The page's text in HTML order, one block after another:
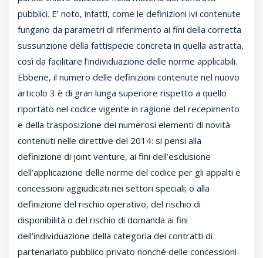
pubblici. E’ noto, infatti, come le definizioni ivi contenute
fungano da parametri di riferimento ai fini della corretta
sussunzione della fattispecie concreta in quella astratta,
così da facilitare l’individuazione delle norme applicabili.
Ebbene, il numero delle definizioni contenute nel nuovo
articolo 3 è di gran lunga superiore rispetto a quello
riportato nel codice vigente in ragione del recepimento
e della trasposizione dei numerosi elementi di novità
contenuti nelle direttive del 2014: si pensi alla
definizione di joint venture, ai fini dell’esclusione
dell’applicazione delle norme del codice per gli appalti e
concessioni aggiudicati nei settori speciali; o alla
definizione del rischio operativo, del rischio di
disponibilità o del rischio di domanda ai fini
dell’individuazione della categoria dei contratti di
partenariato pubblico privato nonché delle concessioni-